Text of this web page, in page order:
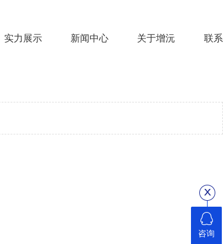
实力展示 新闻中心 关于增沅 联
咨询